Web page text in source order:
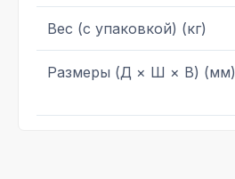
Вес (с упаковкой) (кг)
Размеры (Д × Ш × В) (мм)